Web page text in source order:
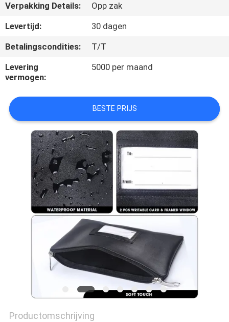
Verpakking Details:
Opp zak
Levertijd:
30 dagen
Betalingscondities:
T/T
Levering
vermogen:
5000 per maand
BESTE PRIJS
Productomschrijving